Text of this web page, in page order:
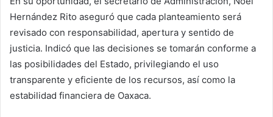
Hernández Rito aseguró que cada planteamiento será
revisado con responsabilidad, apertura y sentido de
justicia. Indicó que las decisiones se tomarán conforme a
las posibilidades del Estado, privilegiando el uso
transparente y eficiente de los recursos, así como la
estabilidad financiera de Oaxaca.